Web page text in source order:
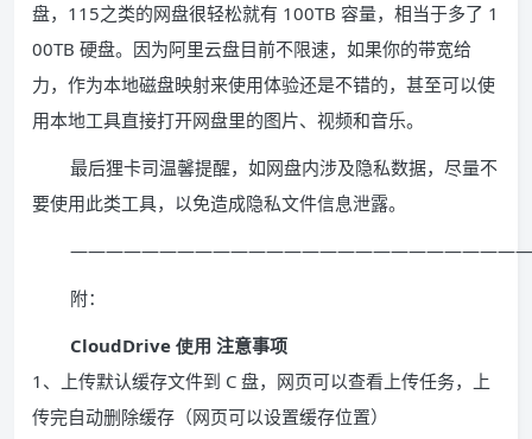
盘， 115之类的网盘很轻松就有 100TB 容量，相当于多了 1
00TB 硬盘。因为阿里云盘目前不限速，如果你的带宽给
力，作为本地磁盘映射来使用体验还是不错的，甚至可以使
用本地工具直接打开网盘里的图片、视频和音乐。
最后狸卡司温馨提醒，如网盘内涉及隐私数据，尽量不
要使用此类工具，以免造成隐私文件信息泄露。
附：
CloudDrive 使用 注意事项
1、上传默认缓存文件到 C 盘，网页可以查看上传任务，上
传完自动删除缓存（网页可以设置缓存位置）